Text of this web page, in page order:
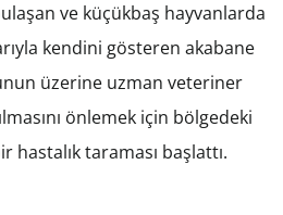
ve küçükbaş hayvanlarda
kendini gösteren akabane
üzerine uzman veteriner
önlemek için bölgedeki
hastalık taraması başlattı.